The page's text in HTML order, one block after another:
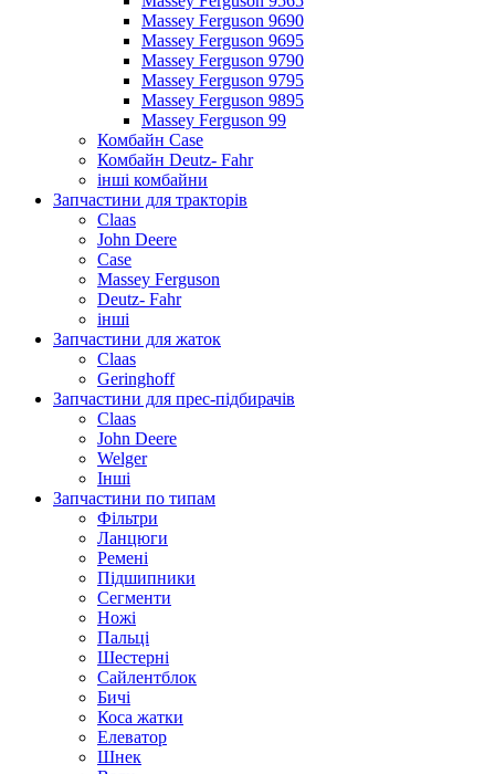
Massey Ferguson 9690
Massey Ferguson 9695
Massey Ferguson 9790
Massey Ferguson 9795
Massey Ferguson 9895
Massey Ferguson 99
Комбайн Case
Комбайн Deutz- Fahr
інші комбайни
Запчастини для тракторів
Claas
John Deere
Case
Massey Ferguson
Deutz- Fahr
інші
Запчастини для жаток
Claas
Geringhoff
Запчастини для прес-підбирачів
Claas
John Deere
Welger
Інші
Запчастини по типам
Фільтри
Ланцюги
Ремені
Підшипники
Сегменти
Ножі
Пальці
Шестерні
Сайлентблок
Бичі
Коса жатки
Елеватор
Шнек